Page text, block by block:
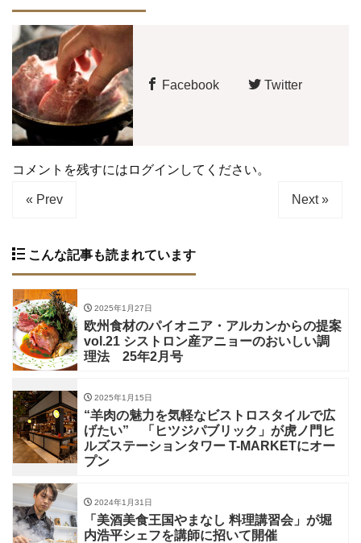
Facebook Twitter
コメントを残すにはログインしてください。
« Prev Next »
こんな記事も読まれています
2025年1月27日
欧州食材のパイオニア・アルカンからの提案
vol.21 シストロン産アニョーのおいしい調
理法 25年2月号
2025年1月15日
“羊肉の魅力を気軽なビストロスタイルで広
げたい” 「ヒツジパブリック」が虎ノ門ヒ
ルズステーションタワー T-MARKETにオー
プン
2024年1月31日
「美酒美⾷王国やまなし 料理講習会」が堀
内浩平シェフを講師に招いて開催